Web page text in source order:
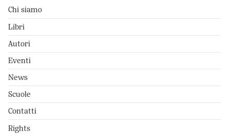
Chi siamo
Libri
Autori
Eventi
News
Scuole
Contatti
Rights